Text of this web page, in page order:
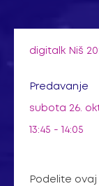
digitalk Niš
Predavanje
subota 26.
13:45 - 14:05
Podelite